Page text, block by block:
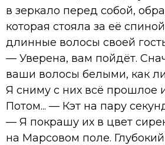
в зеркало перед собой,
которая стояла за её
длинные волосы своей
— Уверена, вам пойдёт.
ваши волосы белыми, как
Я сниму с них всё прошлое
Потом... — Кэт на пару
— Я покрашу их в цвет
на Марсовом поле.